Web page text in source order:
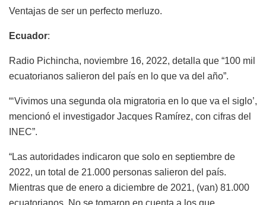
Ventajas de ser un perfecto merluzo.
Ecuador:
Radio Pichincha, noviembre 16, 2022, detalla que “100 mil
ecuatorianos salieron del país en lo que va del año”.
“‘Vivimos una segunda ola migratoria en lo que va el siglo’,
mencionó el investigador Jacques Ramírez, con cifras del
INEC”.
“Las autoridades indicaron que solo en septiembre de
2022, un total de 21.000 personas salieron del país.
Mientras que de enero a diciembre de 2021, (van) 81.000
ecuatorianos. No se tomaron en cuenta a los que